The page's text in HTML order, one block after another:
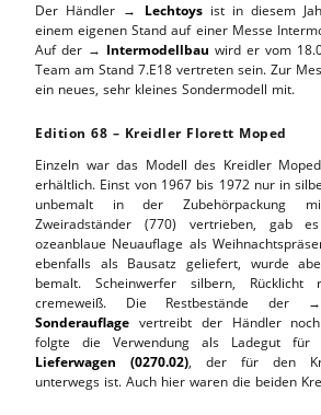
Der Händler → Lechtoysist in diesem
einem eigenen Stand auf einer Messe
Auf der → Intermodellbau wird er vom
Team am Stand 7.E18 vertreten sein. Zur
ein neues, sehr kleines Sondermodell mit.
Edition 68 – Kreidler Florett Moped
Einzeln war das Modell des Kreidler
erhältlich. Einst von 1967 bis 1972 nur in
unbemalt in der Zubehörpackung
Zweiradständer (770) vertrieben, gab
ozeanblaue Neuauflage als
ebenfalls als Bausatz geliefert, wurde
bemalt. Scheinwerfer silbern,
cremeweiß. Die Restbestände der
Sonderauflage vertreibt der Händler
folgte die Verwendung als Ladegut
Lieferwagen (0270.02), der für den
unterwegs ist. Auch hier waren die beiden